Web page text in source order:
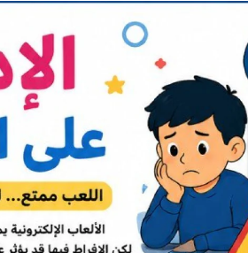
الأحوال المدنية اليمنية تتيح منح الأطفال رقماً
وزير الصحة يدشن مشروعاً لبناء قدرات 3 آلاف كادر صحي في مجال صحة الأم والطفل بدعم فرنسي
وفاة أم وطفليها وإصابة الأب إثر انفجار
ارتفاع وفيات الحصبة بين أطفال اليمن إلى 87 حالة خلال النصف الأول من 2026
اختتام الدورة التدريبية حول إدارة الحالات
أكثر 7 تهديدات رقمية للأطفال
كيف تحمي طفلك في 5 خطوات؟
ماذا يفعل طفلك على الإنترنت؟
أرقام وحقائق صادمة عن الأطفال والإنترنت